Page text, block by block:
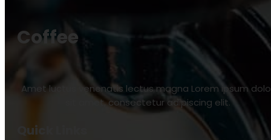
Coffee
Amet luctus venenatis lectus magna Lorem ipsum
sit amet, consectetur adipiscing elit.
Quick Links